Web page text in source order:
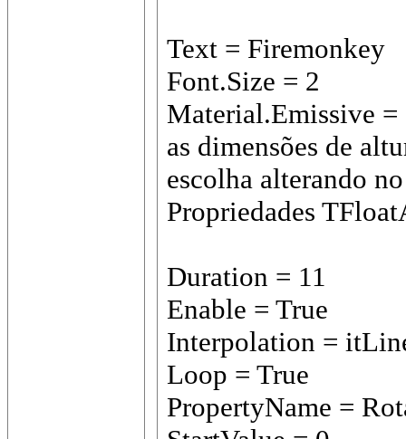
Text = Firemonkey
Font.Size = 2
Material.Emissive =
as dimensões de
escolha alterando
Propriedades
Duration = 11
Enable = True
Interpolation =
Loop = True
PropertyName =